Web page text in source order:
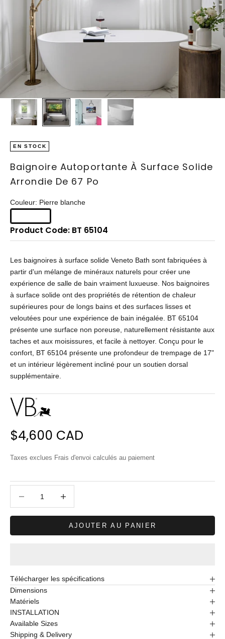
EN STOCK
Baignoire Autoportante À Surface Solide
Arrondie De 67 Po
Product Code: BT 65104
Les baignoires à surface solide Veneto Bath sont fabriquées à
partir d'un mélange de minéraux naturels pour créer une
expérience de salle de bain vraiment luxueuse. Nos baignoires
à surface solide ont des propriétés de rétention de chaleur
supérieures pour de longs bains et des surfaces lisses et
veloutées pour une expérience de bain inégalée. BT 65104
présente une surface non poreuse, naturellement résistante aux
taches et aux moisissures, et facile à nettoyer. Conçu pour le
confort, BT 65104 présente une profondeur de trempage de 17"
et un intérieur légèrement incliné pour un soutien dorsal
supplémentaire.
Prix de vente
$4,600 CAD
Taxes exclues Frais d'envoi calculés au paiement
Couleur: Pierre blanche
AJOUTER AU PANIER
Télécharger les spécifications
Dimensions
Matériels
INSTALLATION
Available Sizes
Shipping & Delivery